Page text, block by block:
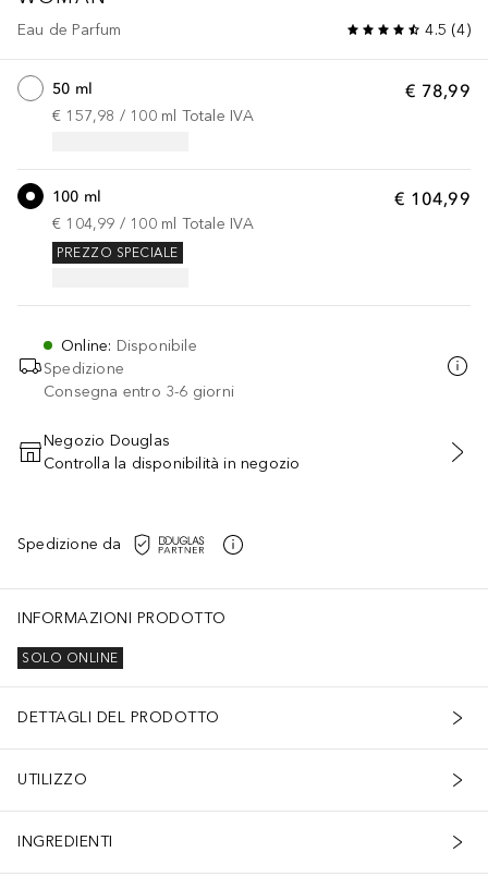
Eau de Parfum 4.5 (4)
€ 78,99
50 ml
€ 157,98 / 100 ml Totale IVA
€ 104,99
100 ml
€ 104,99 / 100 ml Totale IVA
PREZZO SPECIALE
Online: Disponibile
Spedizione
Consegna entro 3-6 giorni
AGGIUNGI AL CARRELLO
Negozio Douglas
Controlla la disponibilità in negozio
Spedizione da
INFORMAZIONI PRODOTTO
SOLO ONLINE
DETTAGLI DEL PRODOTTO
UTILIZZO
INGREDIENTI